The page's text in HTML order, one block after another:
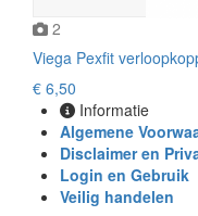
2
Viega Pexfit
€ 6,50
Informatie
Algemene
Disclaimer en
Login en Gebruik
Veilig handelen